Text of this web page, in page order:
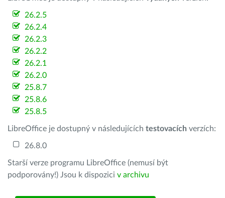
26.2.5
26.2.4
26.2.3
26.2.2
26.2.1
26.2.0
25.8.7
25.8.6
25.8.5
LibreOffice je dostupný v následujících testovacích verzích:
26.8.0
Starší verze programu LibreOffice (nemusí být
podporovány!) Jsou k dispozici v archivu